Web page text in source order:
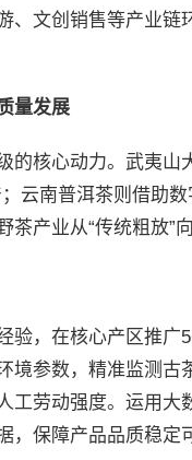
、文创销售等产业链
量发展
的核心动力。武夷
云南普洱茶则借助
产业从“传统粗放”
验，在核心产区推
境参数，精准监测
工劳动强度。运用
，保障产品品质稳定